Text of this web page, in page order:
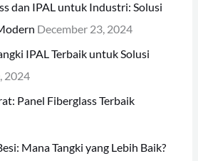
dan IPAL untuk Industri: Solusi
December 23, 2024
IPAL Terbaik untuk Solusi
2024
Panel Fiberglass Terbaik
Mana Tangki yang Lebih Baik?